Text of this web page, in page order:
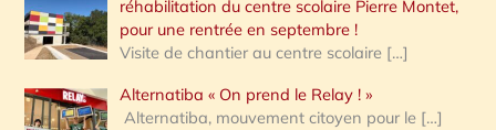
réhabilitation du centre scolaire Pierre Montet,
pour une rentrée en septembre !
Visite de chantier au centre scolaire […]
Alternatiba « On prend le Relay ! »
Alternatiba, mouvement citoyen pour le […]